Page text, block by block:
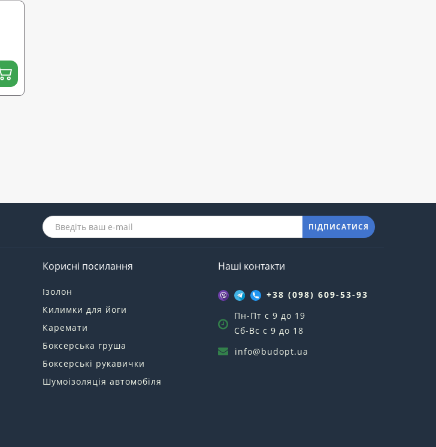
ПІДПИСАТИСЯ
Корисні посилання
Ізолон
Килимки для йоги
Каремати
Боксерська груша
Боксерські рукавички
Шумоізоляція автомобіля
Наші контакти
+38 (098) 609-53-93
Пн-Пт с 9 до 19
Сб-Вс с 9 до 18
info@budopt.ua